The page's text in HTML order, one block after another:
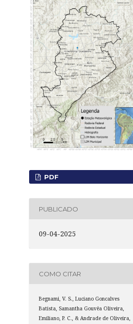
PDF
PUBLICADO
09-04-2025
COMO CITAR
Begnami, V. S., Luciano Goncalves
Batista, Samantha Gouvêa Oliveira,
Emiliano, P. C., & Andrade de Oliveira,